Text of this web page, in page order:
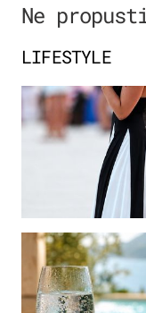
Ne
LIFESTYLE